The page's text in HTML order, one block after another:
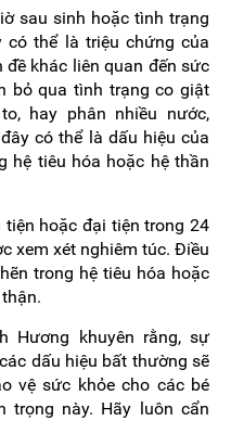
sau sinh hoặc tình trạng
thể là triệu chứng của
đề khác liên quan đến sức
bỏ qua tình trạng co giật
hay phân nhiều nước,
có thể là dấu hiệu của
hệ tiêu hóa hoặc hệ thần
tiện hoặc đại tiện trong 24
xem xét nghiêm túc. Điều
trong hệ tiêu hóa hoặc
Hương khuyên rằng, sự
dấu hiệu bất thường sẽ
vệ sức khỏe cho các bé
trọng này. Hãy luôn cẩn